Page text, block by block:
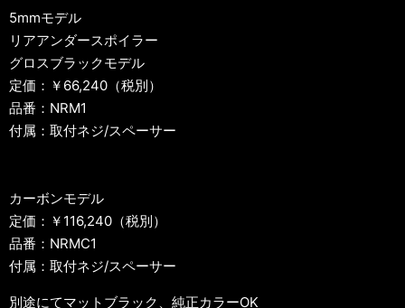
5mmモデル
リアアンダースポイラー
グロスブラックモデル
定価：￥66,240（税別）
品番：NRM1
付属：取付ネジ/スペーサー
カーボンモデル
定価：￥116,240（税別）
品番：NRMC1
付属：取付ネジ/スペーサー
別途にてマットブラック、純正カラーOK